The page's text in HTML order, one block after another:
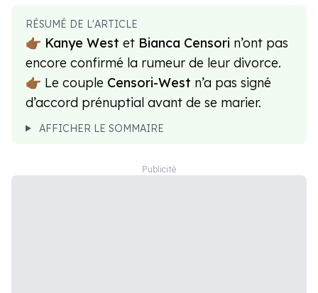
RÉSUMÉ DE L'ARTICLE
👉🏾 Kanye West et Bianca Censori n’ont pas
encore confirmé la rumeur de leur divorce.
👉🏾 Le couple Censori-West n’a pas signé
d’accord prénuptial avant de se marier.
AFFICHER LE SOMMAIRE